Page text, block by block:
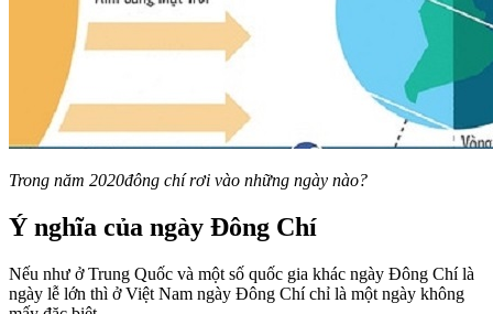
Trong năm 2020đông chí rơi vào những ngày nào?
Ý nghĩa của ngày Đông Chí
Nếu như ở Trung Quốc và một số quốc gia khác ngày Đông Chí là
ngày lễ lớn thì ở Việt Nam ngày Đông Chí chỉ là một ngày không